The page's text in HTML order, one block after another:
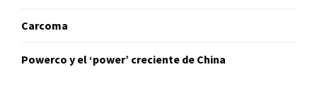
Carcoma
Powerco y el ‘power’ creciente de China